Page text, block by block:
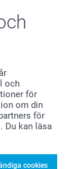
och
för
om din
för
Du kan läsa
cookies